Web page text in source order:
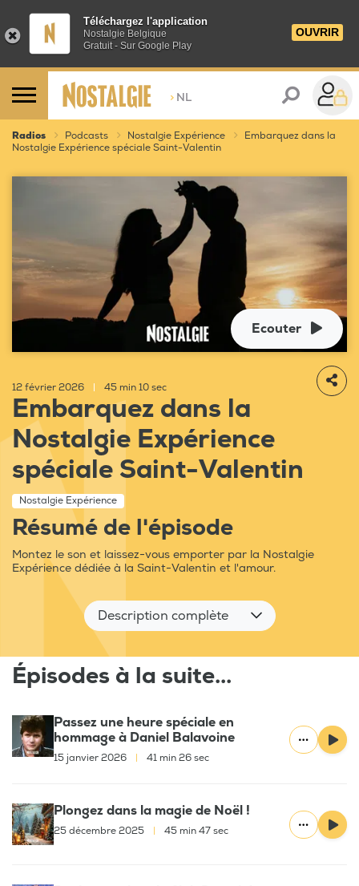
Téléchargez l'application
Nostalgie Belgique
Gratuit - Sur Google Play
OUVRIR
> NL
Radios Podcasts Nostalgie Expérience
Embarquez dans la
Nostalgie Expérience spéciale Saint-Valentin
Ecouter
12 février 2026 45 min 10 sec
Embarquez dans la
Nostalgie Expérience
spéciale Saint-Valentin
Nostalgie Expérience
Résumé de l'épisode
Montez le son et laissez-vous emporter par la Nostalgie
Expérience dédiée à la Saint-Valentin et l'amour.
Description complète
Épisodes à la suite...
Passez une heure spéciale en
hommage à Daniel Balavoine
15 janvier 2026 41 min 26 sec
Plongez dans la magie de Noël !
25 décembre 2025 45 min 47 sec